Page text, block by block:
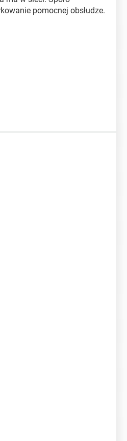
pomocnej obsłudze.